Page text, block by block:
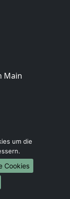
Main
um die
Cookies